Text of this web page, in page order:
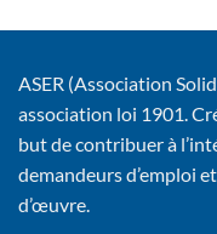
ASER (Association
association loi 1901.
but de contribuer à
demandeurs d’emploi
d’œuvre.